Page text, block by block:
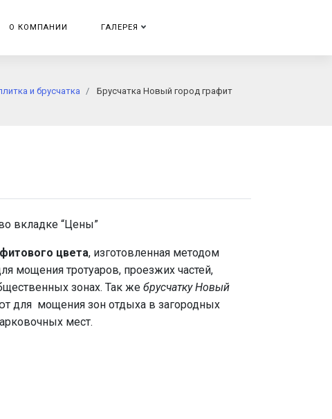
О КОМПАНИИ ГАЛЕРЕЯ
и брусчатка Брусчатка Новый город графит
вкладке “Цены”
цвета, изготовленная методом
мощения тротуаров, проезжих частей,
зонах. Так же брусчатку Новый
для мощения зон отдыха в загородных
мест.